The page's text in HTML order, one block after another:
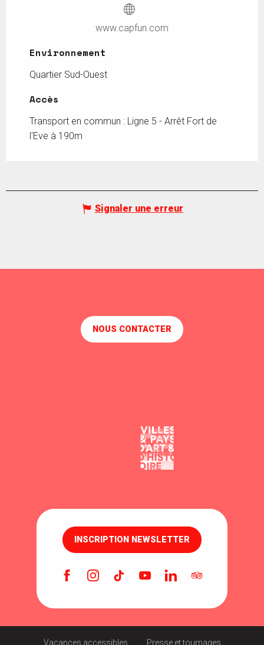
www.capfun.com
Environnement
Environnement
Quartier Sud-Ouest
Accès
Accès
Transport en commun : Ligne 5 - Arrêt Fort de
l'Eve à 190m
Signaler une erreur
NOUS CONTACTER
INSCRIPTION NEWSLETTER
Vacances accessibles Presse et tournages